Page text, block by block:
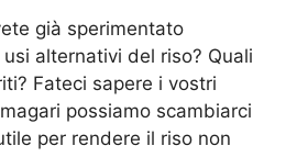
già sperimentato
alternativi del riso? Quali
Fateci sapere i vostri
possiamo scambiarci
per rendere il riso non